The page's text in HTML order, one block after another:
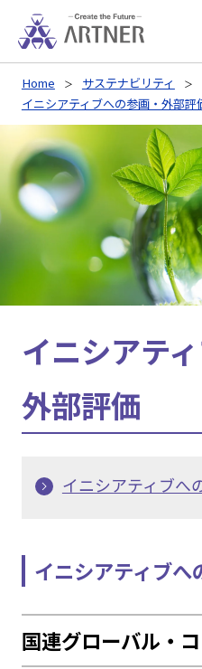
Home
サステナビリティ
イニシアティブへの参画・外部評
イニシアテ
外部評価
イニシアティブへ
イニシアティブへ
国連グローバル・